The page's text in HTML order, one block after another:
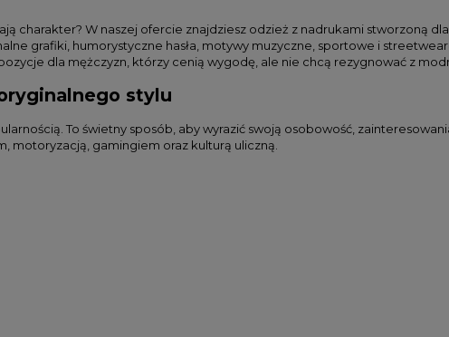
charakter? W naszej ofercie znajdziesz odzież z nadrukami stworzoną
grafiki, humorystyczne hasła, motywy muzyczne, sportowe i
dla mężczyzn, którzy cenią wygodę, ale nie chcą rezygnować z
stylu
To świetny sposób, aby wyrazić swoją osobowość,
motoryzacją, gamingiem oraz kulturą uliczną.